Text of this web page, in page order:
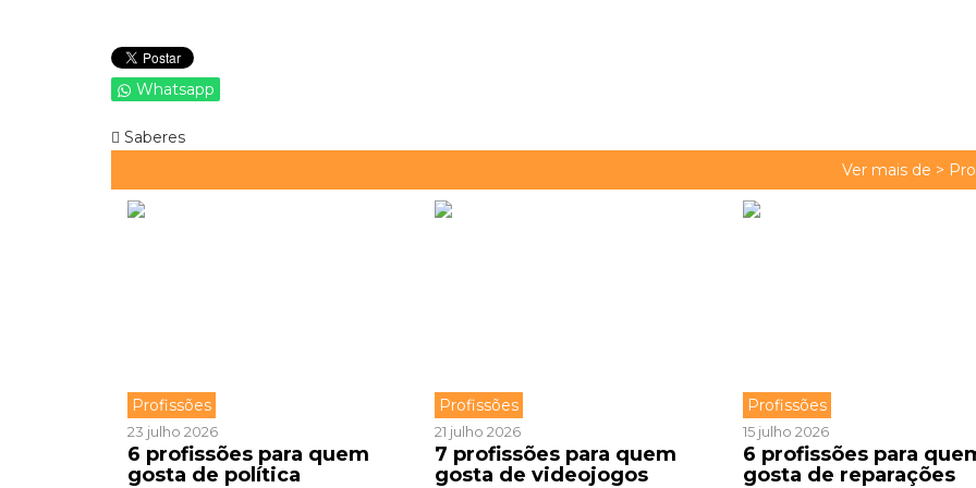
Whatsapp
Saberes
Ver mais de >
Profissões
23 julho 2026
6 profissões para quem
gosta de política
Profissões
21 julho 2026
7 profissões para quem
gosta de videojogos
Profissões
15 julho 2026
6 profissões para
gosta de reparações